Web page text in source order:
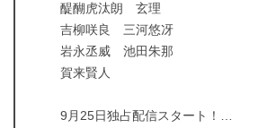
醍醐虎汰朗 玄理
吉柳咲良 三河悠冴
岩永丞威 池田朱那
賀来賢人
9月25日独占配信スタート！…